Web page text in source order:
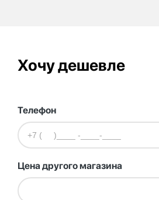
Хочу дешевле
Телефон
Цена другого магазина